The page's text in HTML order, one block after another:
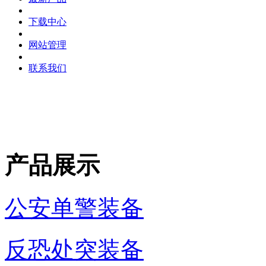
下载中心
网站管理
联系我们
产品展示
公安单警装备
反恐处突装备